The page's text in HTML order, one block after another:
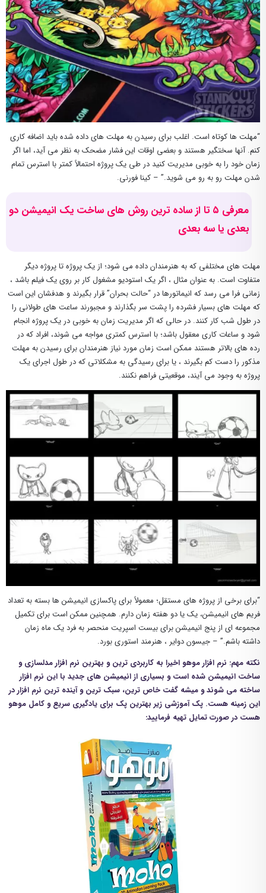
“مهلت ها کوتاه است. اغلب برای رسیدن به مهلت های داده شده باید اضافه کاری
کنم. آنها سختگیر هستند و بعضی اوقات این فشار مضحک به نظر می آید، اما اگر
زمان خود را به خوبی مدیریت کنید در طی یک پروژه احتمالاً کمتر با استرس تمام
شدن مهلت رو به رو می شوید.” – کینا فورنی.
معرفی ۵ تا از ساده ترین روش های ساخت یک انیمیشن دو
بعدی یا سه بعدی
مهلت های مختلفی که به هنرمندان داده می شود؛ از یک پروژه تا پروژه دیگر
متفاوت است. به عنوان مثال ، اگر یک استودیو مشغول کار بر روی یک فیلم باشد ،
زمانی فرا می رسد که انیماتورها در “حالت بحران” قرار بگیرند و هدفشان این است
که مهلت های بسیار فشرده را پشت سر بگذارند و مجبورند ساعت های طولانی را
در طول شب کار کنند. در حالی که اگر مدیریت زمان به خوبی در یک پروژه انجام
شود و ساعات کاری معقول باشد؛ با استرس کمتری مواجه می شوند، افراد که در
رده های بالاتر هستند ممکن است زمان مورد نیاز هنرمندان برای رسیدن به مهلت
مذکور را دست کم بگیرند ، یا برای رسیدگی به مشکلاتی که در طول اجرای یک
پروژه به وجود می آیند، موقعیتی فراهم نکنند.
“برای برخی از پروژه های مستقل؛ معمولاً برای پاکسازی انیمیشن ها بسته به تعداد
فریم های انیمیشن، یک یا دو هفته زمان دارم. همچنین ممکن است برای تکمیل
مجموعه ای از پنج انیمیشن برای بیست اسپریت منحصر به فرد یک ماه زمان
داشته باشم.” – جیسون دوایر ، هنرمند استوری بورد.
نکته مهم: نرم افزار موهو اخیرا به کاربردی ترین و بهترین نرم افزار مدلسازی و
ساخت انیمیشن شده است و بسیاری از انیمیشن های جدید با این نرم افزار
ساخته می شوند و میشه گفت خاص ترین، سبک ترین و آینده ترین نرم افزار در
این زمینه هست. پک آموزشی زیر بهترین پک برای یادگیری سریع و کامل موهو
هست در صورت تمایل تهیه فرمایید: